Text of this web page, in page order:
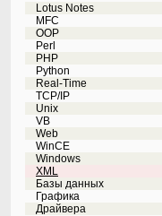
Lotus Notes
MFC
OOP
Perl
PHP
Python
Real-Time
TCP/IP
Unix
VB
Web
WinCE
Windows
XML
Базы данных
Графика
Драйвера